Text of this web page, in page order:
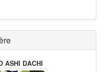
ASHI DACHI